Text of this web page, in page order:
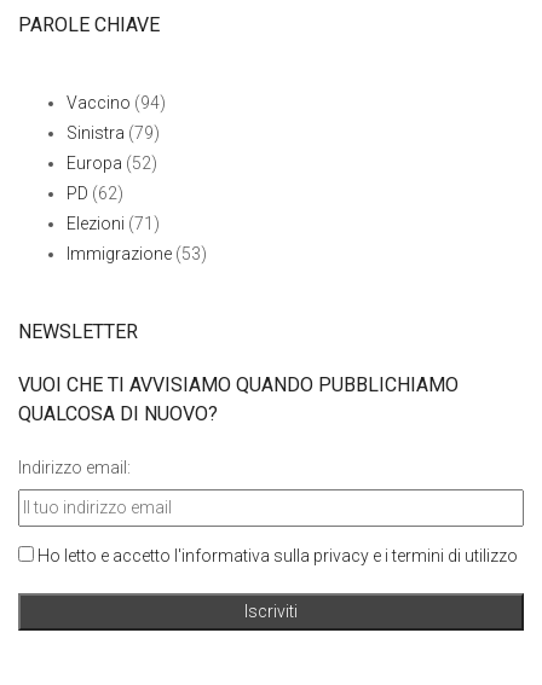
PAROLE CHIAVE
Vaccino (94)
Sinistra (79)
Europa (52)
PD (62)
Elezioni (71)
Immigrazione (53)
NEWSLETTER
VUOI CHE TI AVVISIAMO QUANDO PUBBLICHIAMO
QUALCOSA DI NUOVO?
Indirizzo email:
Ho letto e accetto l'informativa sulla privacy e i termini di utilizzo